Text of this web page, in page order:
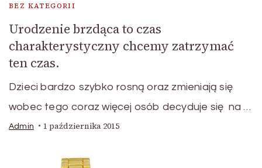
BEZ KATEGORII
Urodzenie brzdąca to czas
charakterystyczny chcemy zatrzymać
ten czas.
Dzieci bardzo szybko rosną oraz zmieniają się
wobec tego coraz więcej osób decyduje się na …
Admin 1 października 2015